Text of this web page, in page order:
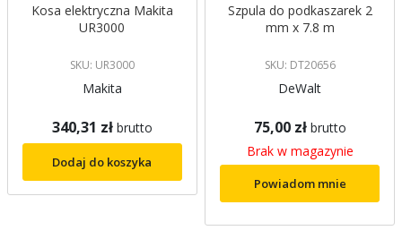
Kosa elektryczna Makita
UR3000
SKU: UR3000
Makita
340,31 zł brutto
Dodaj do koszyka
Szpula do podkaszarek 2
mm x 7.8 m
SKU: DT20656
DeWalt
75,00 zł brutto
Brak w magazynie
Powiadom mnie